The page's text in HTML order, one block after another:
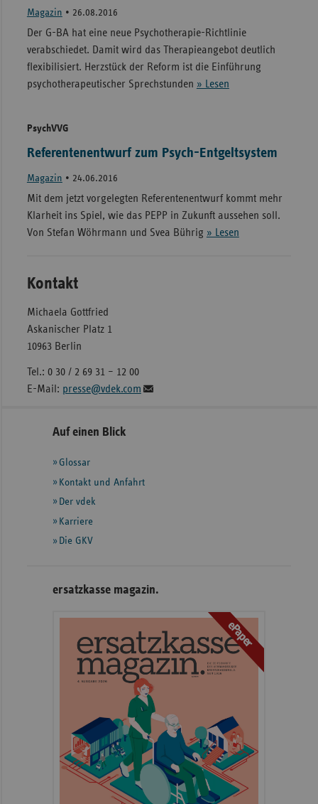
Magazin • 26.08.2016
Der G-BA hat eine neue Psychotherapie-Richtlinie
verabschiedet. Damit wird das Therapieangebot deutlich
flexibilisiert. Herzstück der Reform ist die Einführung
psychotherapeutischer Sprechstunden » Lesen
PsychVVG
Referentenentwurf zum Psych-Entgeltsystem
Magazin • 24.06.2016
Mit dem jetzt vorgelegten Referentenentwurf kommt mehr
Klarheit ins Spiel, wie das PEPP in Zukunft aussehen soll.
Von Stefan Wöhrmann und Svea Bührig » Lesen
Kontakt
Michaela Gottfried
Askanischer Platz 1
10963 Berlin
Tel.: 0 30 / 2 69 31 – 12 00
E-Mail: presse@vdek.com
Seitennavigation
Seitenleiste
weiteren
Informationen
Auf einen Blick
Glossar
Kontakt und Anfahrt
Der vdek
Karriere
Die GKV
ersatzkasse magazin.
ePaper